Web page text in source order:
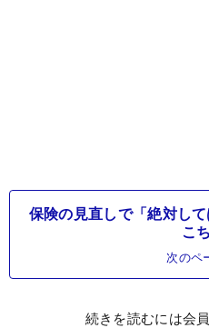
保険の見直しで「絶対し
こ
次のペ
続きを読むには会